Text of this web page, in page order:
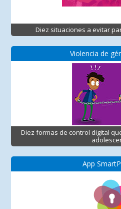
Diez situaciones a evitar
Violencia de
Diez formas de control digital
App